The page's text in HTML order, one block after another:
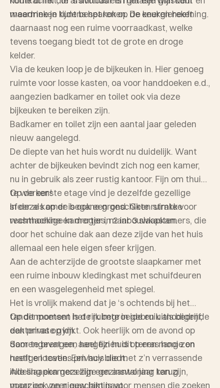
waarmee je kunt besparen op de energierekening.
meedrinken tijdens het koken. De keuken heeft
daarnaast nog een ruime voorraadkast, welke
tevens toegang biedt tot de grote en droge
kelder.
Via de keuken loop je de bijkeuken in. Hier genoeg
ruimte voor losse kasten, oa voor handdoeken e.d.,
aangezien badkamer en toilet ook via deze
bijkeuken te bereiken zijn.
Badkamer en toilet zijn een aantal jaar geleden
nieuw aangelegd.
De diepte van het huis wordt nu duidelijk. Want
achter de bijkeuken bevindt zich nog een kamer,
nu in gebruik als zeer rustig kantoor. Fijn om thuis
te werken!
In deze kamer is ook een geschikte ruimte voor
wasmachine en droger in 2 inbouwkasten.
Op de eerste etage vind je dezelfde gezellige
sfeer als op de begane grond. Geen strakke
rechthoekige kamertjes, maar 3 slaapkamers, die
door het schuine dak aan deze zijde van het huis
allemaal een hele eigen sfeer krijgen.
Aan de achterzijde de grootste slaapkamer met
een ruime inbouw kledingkast met schuifdeuren
en een wasgelegenheid met spiegel.
Het is vrolijk makend dat je ‘s ochtends bij het
tandenpoetsen het rijk begroeide en uitnodigende
dakterras op kijkt. Ook heerlijk om de avond op
door te brengen, aangezien dit terras lang zon
heeft en tevens privacy biedt.
Alle slaapkamers zijn een aantal jaar terug
voorzien van nieuw laminaat.
Op dit moment is de ruimte in gebruik als bedrijf,
een private gym.
Samengevat een heel fijn huis op een mooie en
rustige locatie. Een huis die met z’n verrassende
indeling een gezellige gezinswoning kan zijn,
maar ook zeer geschikt is voor mensen die zoeken